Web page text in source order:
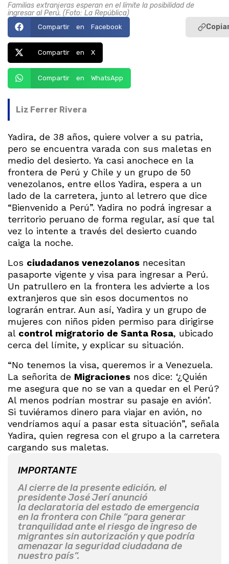
Familias extranjeras esperan en el límite la posibilidad de
ingresar al Perú. (Foto: La República)
Compartir en Facebook
Compartir en X
Compartir en WhatsApp
Liz Ferrer Rivera
Yadira, de 38 años, quiere volver a su patria,
pero se encuentra varada con sus maletas en
medio del desierto. Ya casi anochece en la
frontera de Perú y Chile y un grupo de 50
venezolanos, entre ellos Yadira, espera a un
lado de la carretera, junto al letrero que dice
“Bienvenido a Perú”. Yadira no podrá ingresar a
territorio peruano de forma regular, así que tal
vez lo intente a través del desierto cuando
caiga la noche.
Los ciudadanos venezolanos necesitan
pasaporte vigente y visa para ingresar a Perú.
Un patrullero en la frontera les advierte a los
extranjeros que sin esos documentos no
lograrán entrar. Aun así, Yadira y un grupo de
mujeres con niños piden permiso para dirigirse
al control migratorio de Santa Rosa, ubicado
cerca del límite, y explicar su situación.
“No tenemos la visa, queremos ir a Venezuela.
La señorita de Migraciones nos dice: ‘¿Quién
me asegura que no se van a quedar en el Perú?
Al menos podrían mostrar su pasaje en avión’.
Si tuviéramos dinero para viajar en avión, no
vendríamos aquí a pasar esta situación”, señala
Yadira, quien regresa con el grupo a la carretera
cargando sus maletas.
IMPORTANTE
Al cierre de la presente edición, el
presidente José Jerí anunció
la declaratoria del estado de emergencia
en la frontera con Chile “para generar
tranquilidad ante el riesgo de ingreso de
migrantes sin autorización y que podría
amenazar la seguridad ciudadana de
nuestro país”.